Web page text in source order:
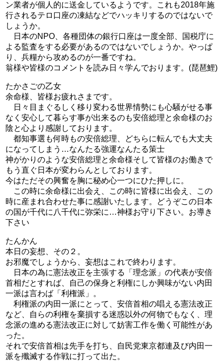
ン業者が個人的に送金しているようです。これも2018年施
行されるテロ口座の凍結などでハッキリするのではないで
しょうか。
日本のNPO、各種団体の銀行口座は一度全部、国税庁に
よる監査をする必要があるのではないでしょうか。やっぱ
り、兵糧から攻めるのが一番ですね。
翁様や皆様のコメントを読み日々学んでおります。(琵琶鯉)
たかさごの乙女
余命様、皆様お疲れさまです。
日々目まぐるしく移り変わる世界情勢にも心騒がせる事
なく安心して暮らす事が出来るのも安倍総理と余命様のお
陰と心より感謝しております。
都知事選も何時もの安倍総理、どちらに転んでも大丈夫
になってしまう…なんたる強運なんたる策士
神がかりのような安倍総理と余命様そして皆様のお働きで
もう直ぐ日本が変わらんとしております。
今はただその興奮を胸に秘め心一つにひた押しに。
この時に余命様に出会え、この時に皆様に出会え、この
時に産まれ合わせた事に感謝いたします。どうぞこの日本
の国が千代に八千代に弥栄に…神様お守り下さい。お導き
下さい
たんかん
本日の妄想、その２。
お邪魔でしょうから、妄想はこれで終わります。
日本の為に憲法改正を主張する「理念派」の代表が安倍
首相だとすれば、自己の保身と利権にしか興味がない内田
一派は言わば「利権派」。
利権派の内田一派にとって、安倍首相の唱える憲法改正
など、自らの利権を棄損する迷惑以外の何物でもなく、理
念派の進める憲法改正に対して妨害工作を働く可能性があ
った。
それで安倍首相は先手を打ち、自民党東京都連及び内田一
派を殲滅する作戦に打って出た。